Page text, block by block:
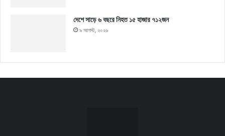
দেশে সাড়ে ৬ বছরে নিহত ১৫ হাজার ৭১২জন
৯ আগস্ট, ২০২৬